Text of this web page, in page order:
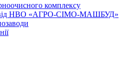
комплексу
від НВО «АГРО-СІМО-МАШБУД»